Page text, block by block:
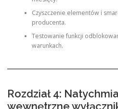
Czyszczenie elementów i
producenta.
Testowanie funkcji
warunkach.
Rozdział 4:
wewnętrzne